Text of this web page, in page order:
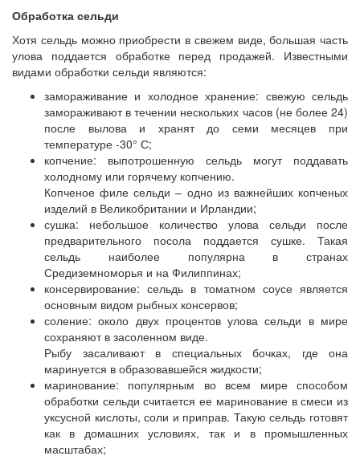
Обработка сельди
Хотя сельдь можно приобрести в свежем виде, большая часть
улова поддается обработке перед продажей. Известными
видами обработки сельди являются:
замораживание и холодное хранение: свежую сельдь
замораживают в течении нескольких часов (не более 24)
после вылова и хранят до семи месяцев при
температуре -30° С;
копчение: выпотрошенную сельдь могут поддавать
холодному или горячему копчению.
Копченое филе сельди – одно из важнейших копченых
изделий в Великобритании и Ирландии;
сушка: небольшое количество улова сельди после
предварительного посола поддается сушке. Такая
сельдь наиболее популярна в странах
Средиземноморья и на Филиппинах;
консервирование: сельдь в томатном соусе является
основным видом рыбных консервов;
соление: около двух процентов улова сельди в мире
сохраняют в засоленном виде.
Рыбу засаливают в специальных бочках, где она
маринуется в образовавшейся жидкости;
маринование: популярным во всем мире способом
обработки сельди считается ее маринование в смеси из
уксусной кислоты, соли и приправ. Такую сельдь готовят
как в домашних условиях, так и в промышленных
масштабах;